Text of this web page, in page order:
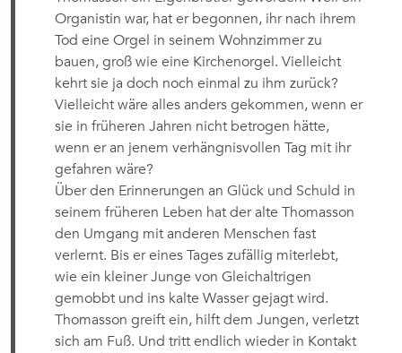
Organistin war, hat er begonnen, ihr nach ihrem
Tod eine Orgel in seinem Wohnzimmer zu
bauen, groß wie eine Kirchenorgel. Vielleicht
kehrt sie ja doch noch einmal zu ihm zurück?
Vielleicht wäre alles anders gekommen, wenn er
sie in früheren Jahren nicht betrogen hätte,
wenn er an jenem verhängnisvollen Tag mit ihr
gefahren wäre?
Über den Erinnerungen an Glück und Schuld in
seinem früheren Leben hat der alte Thomasson
den Umgang mit anderen Menschen fast
verlernt. Bis er eines Tages zufällig miterlebt,
wie ein kleiner Junge von Gleichaltrigen
gemobbt und ins kalte Wasser gejagt wird.
Thomasson greift ein, hilft dem Jungen, verletzt
sich am Fuß. Und tritt endlich wieder in Kontakt